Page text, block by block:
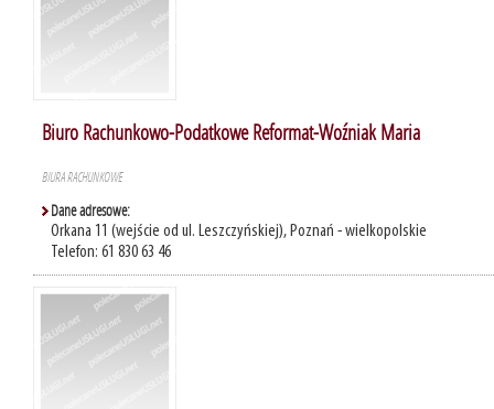
Biuro Rachunkowo-Podatkowe Reformat-Woźniak Maria
BIURA RACHUNKOWE
Dane adresowe:
Orkana 11 (wejście od ul. Leszczyńskiej), Poznań - wielkopolskie
Telefon: 61 830 63 46